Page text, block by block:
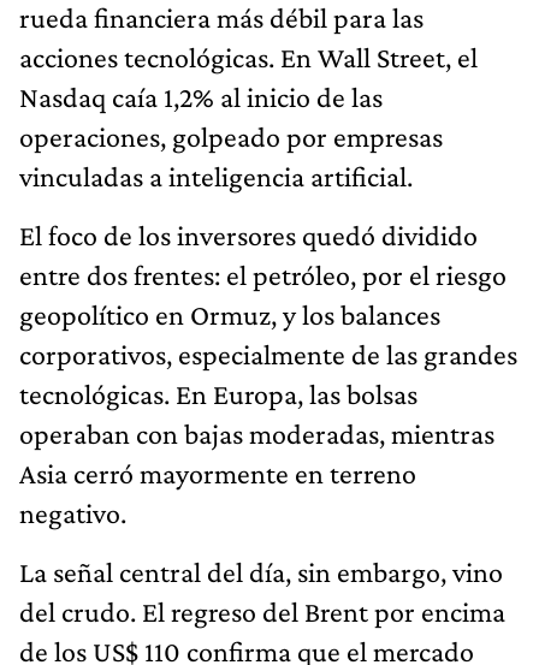
rueda financiera más débil para las
acciones tecnológicas. En Wall Street, el
Nasdaq caía 1,2% al inicio de las
operaciones, golpeado por empresas
vinculadas a inteligencia artificial.
El foco de los inversores quedó dividido
entre dos frentes: el petróleo, por el riesgo
geopolítico en Ormuz, y los balances
corporativos, especialmente de las grandes
tecnológicas. En Europa, las bolsas
operaban con bajas moderadas, mientras
Asia cerró mayormente en terreno
negativo.
La señal central del día, sin embargo, vino
del crudo. El regreso del Brent por encima
de los US$ 110 confirma que el mercado